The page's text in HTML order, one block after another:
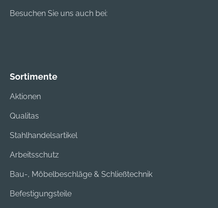
Besuchen Sie uns auch bei:
Sortimente
Aktionen
Qualitas
Stahlhandelsartikel
Arbeitsschutz
Bau-, Möbelbeschläge & Schließtechnik
Befestigungsteile